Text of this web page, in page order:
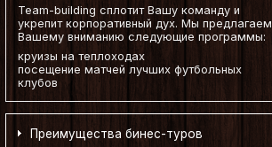
Team-building сплотит Вашу команду и
укрепит корпоративный дух. Мы предлагаем
Вашему вниманию следующие программы:
круизы на теплоходах
посещение матчей лучших футбольных
клубов
Преимущества бинес-туров